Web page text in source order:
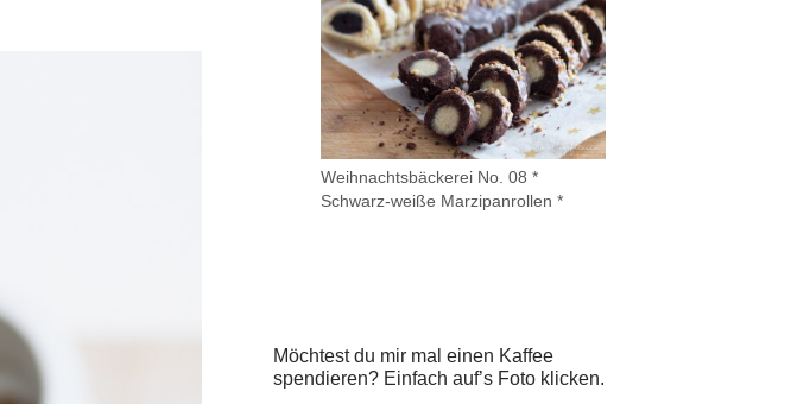
Weihnachtsbäckerei No. 08 *
Schwarz-weiße Marzipanrollen *
Möchtest du mir mal einen Kaffee
spendieren? Einfach auf’s Foto klicken.